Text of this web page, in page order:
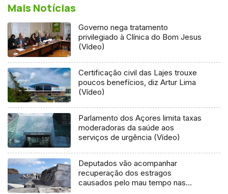
Mais Notícias
Governo nega tratamento
privilegiado à Clínica do Bom Jesus
(Vídeo)
Certificação civil das Lajes trouxe
poucos benefícios, diz Artur Lima
(Vídeo)
Parlamento dos Açores limita taxas
moderadoras da saúde aos
serviços de urgência (Vídeo)
Deputados vão acompanhar
recuperação dos estragos
causados pelo mau tempo nas